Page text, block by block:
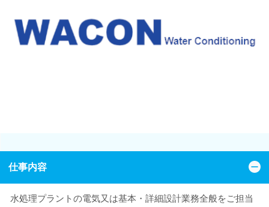
仕事内容
水処理プラントの電気又は基本・詳細設計業務全般をご担当